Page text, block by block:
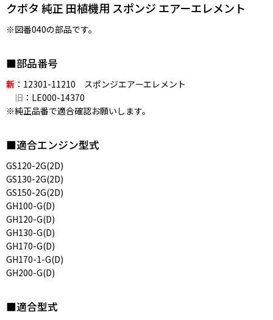
クボタ 純正 田植機用 スポンジ エアーエレメント
※図番040の部品です。
■部品番号
新 ：12301-11210 スポンジエアーエレメント
旧 ：LE000-14370
※純正品番で適合確認お願いします。
■適合エンジン型式
GS120-2G(2D)
GS130-2G(2D)
GS150-2G(2D)
GH100-G(D)
GH120-G(D)
GH130-G(D)
GH170-G(D)
GH170-1-G(D)
GH200-G(D)
■適合型式